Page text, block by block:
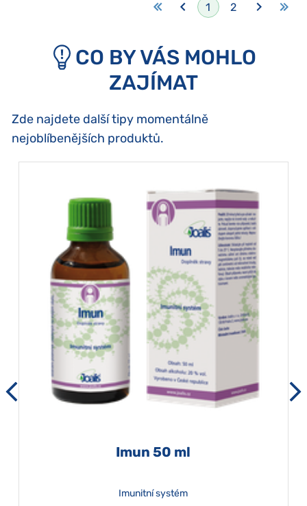
1 2
CO BY VÁS MOHLO
ZAJÍMAT
Zde najdete další tipy momentálně
nejoblíbenějších produktů.
Imun 50 ml
Imunitní systém